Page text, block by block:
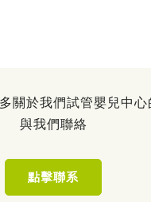
關於我們試管嬰兒中心
與我們聯絡
點擊聯系